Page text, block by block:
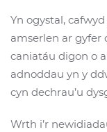
Yn ogystal,
amserlen ar gyfer
caniatáu digon o
adnoddau yn y
cyn dechrau’u
Wrth i’r